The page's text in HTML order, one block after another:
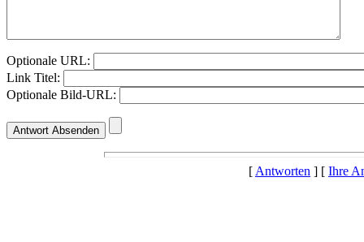
Optionale URL:
Link Titel:
Optionale Bild-URL:
[Antworten ] [ Ihre